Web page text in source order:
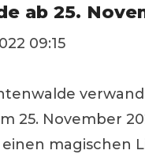
ab 25.
09:15
25. November
magischen